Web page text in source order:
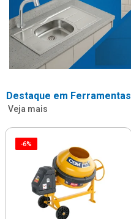
Destaque em Ferramentas
Veja mais
-6%